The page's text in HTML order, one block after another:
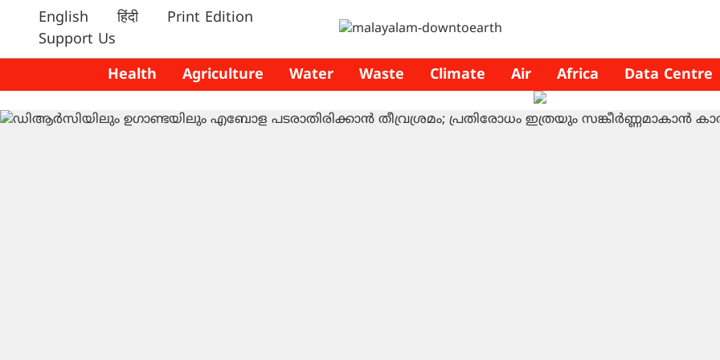
English हिंदी
Print Edition
Support Us
Health
Agriculture Water Waste Climate Air Africa Data Centre